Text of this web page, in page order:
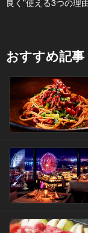
おすすめ記事